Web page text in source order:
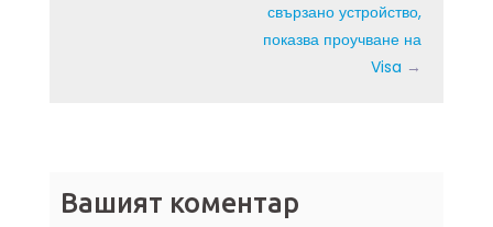
свързано устройство,
показва проучване на
Visa →
Вашият коментар